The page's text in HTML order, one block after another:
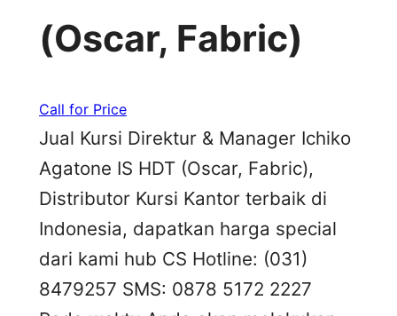
(Oscar, Fabric)
Call for Price
Jual Kursi Direktur & Manager Ichiko
Agatone IS HDT (Oscar, Fabric),
Distributor Kursi Kantor terbaik di
Indonesia, dapatkan harga special
dari kami hub CS Hotline: (031)
8479257 SMS: 0878 5172 2227